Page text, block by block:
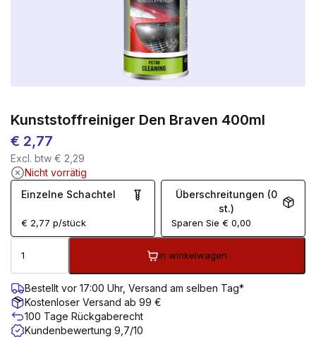
Kunststoffreiniger Den Braven 400ml
€ 2,77
Excl. btw € 2,29
Nicht vorrätig
Einzelne Schachtel
€ 2,77 p/stück
Überschreitungen (0
st.)
Sparen Sie€ 0,00
In winkelwagen
Bestellt vor 17:00 Uhr, Versand am selben Tag*
Kostenloser Versand ab 99 €
100 Tage Rückgaberecht
Kundenbewertung 9,7/10